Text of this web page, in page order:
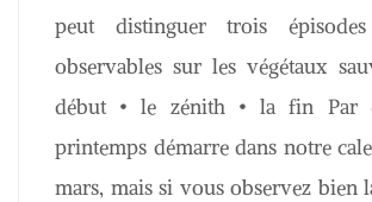
peut distinguer trois épisodes
observables sur les végétaux
début • le zénith • la fin Par
printemps démarre dans notre
mars, mais si vous observez bien